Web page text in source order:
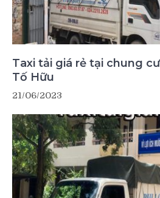
Taxi tải giá rẻ tại chung
Tố Hữu
21/06/2023